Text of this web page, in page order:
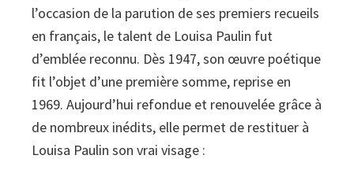
l’occasion de la parution de ses premiers recueils
en français, le talent de Louisa Paulin fut
d’emblée reconnu. Dès 1947, son œuvre poétique
fit l’objet d’une première somme, reprise en
1969. Aujourd’hui refondue et renouvelée grâce à
de nombreux inédits, elle permet de restituer à
Louisa Paulin son vrai visage :